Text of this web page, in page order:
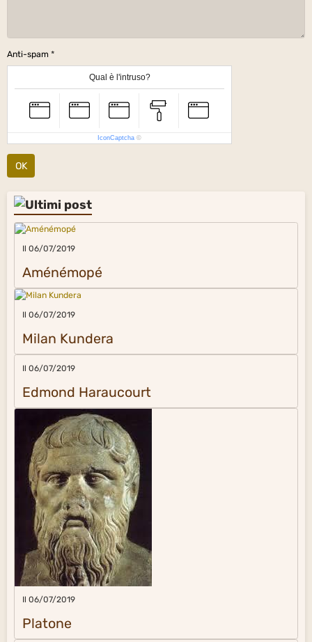
Anti-spam
Qual è l'intruso?
IconCaptcha ©
OK
Il 06/07/2019
Aménémopé
Il 06/07/2019
Milan Kundera
Il 06/07/2019
Edmond Haraucourt
Il 06/07/2019
Platone